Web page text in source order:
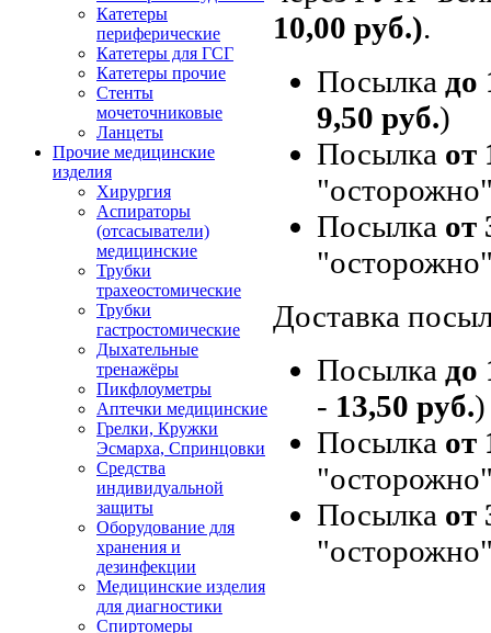
Катетеры
периферические
Катетеры для ГСГ
Катетеры прочие
Стенты
мочеточниковые
Ланцеты
Прочие медицинские
изделия
Хирургия
Аспираторы
(отсасыватели)
медицинские
Трубки
трахеостомические
Трубки
гастростомические
Дыхательные
тренажёры
Пикфлоуметры
Аптечки медицинские
Грелки, Кружки
Эсмарха, Спринцовки
Средства
индивидуальной
защиты
Оборудование для
хранения и
дезинфекции
Медицинские изделия
для диагностики
Спиртомеры
10,00 руб.).
Посылка до
9,50 руб.)
Посылка от
Посылка от
Доставка
Посылка до
- 13,50 руб.)
Посылка от
Посылка от